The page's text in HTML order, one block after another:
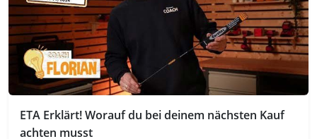
ETA Erklärt! Worauf du bei deinem nächsten Kauf
achten musst